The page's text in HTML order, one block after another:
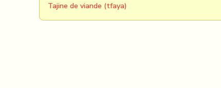
Tajine de viande (tfaya)